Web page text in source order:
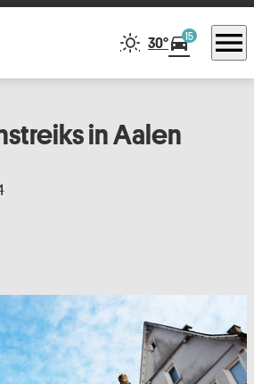
30°directions_car15 menu
in Aalen